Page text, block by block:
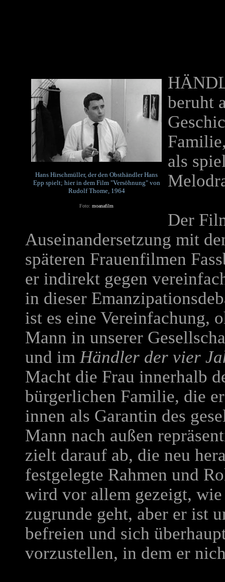
Hans Hirschmüller, der den Obsthändler Hans
Epp spielt; hier in dem Film "Versöhnung" von
Rudolf Thome, 1964
Foto: moanafilm
beruht
als
Der
Auseinandersetzung mit
späteren Frauenfilmen
er indirekt gegen
in dieser
ist es eine Vereinfachung,
Mann in unserer
und imHändler der vier
Macht die Frau innerhalb
bürgerlichen Familie, die
innen als Garantin des
Mann nach außen
zielt darauf ab, die neu
festgelegte Rahmen und
wird vor allem gezeigt,
zugrunde geht, aber er ist
befreien und sich
vorzustellen, in dem er